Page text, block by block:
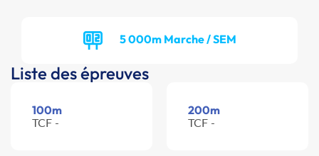
5 000m Marche / SEM
Liste des épreuves
100m
TCF -
200m
TCF -